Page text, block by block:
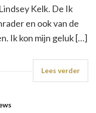
Kelk. De Ik
en ook van de
Ik kon mijn geluk […]
Lees verder